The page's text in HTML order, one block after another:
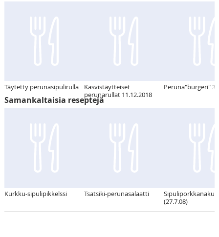
Täytetty perunasipulirulla
Kasvistäytteiset
perunarullat 11.12.2018
Peruna"burgeri"
Samankaltaisia reseptejä
Kurkku-sipulipikkelssi Tsatsiki-perunasalaatti
(27.7.08)